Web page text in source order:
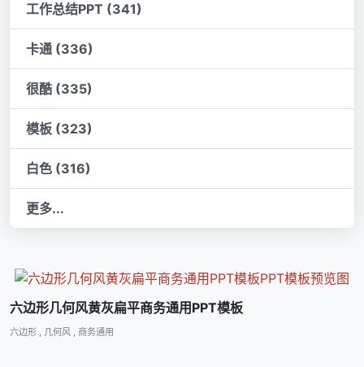
工作总结PPT (341)
卡通 (336)
很酷 (335)
模板 (323)
白色 (316)
更多...
六边形几何风黄灰扁平商务通用PPT模板
六边形 , 几何风 , 商务通用